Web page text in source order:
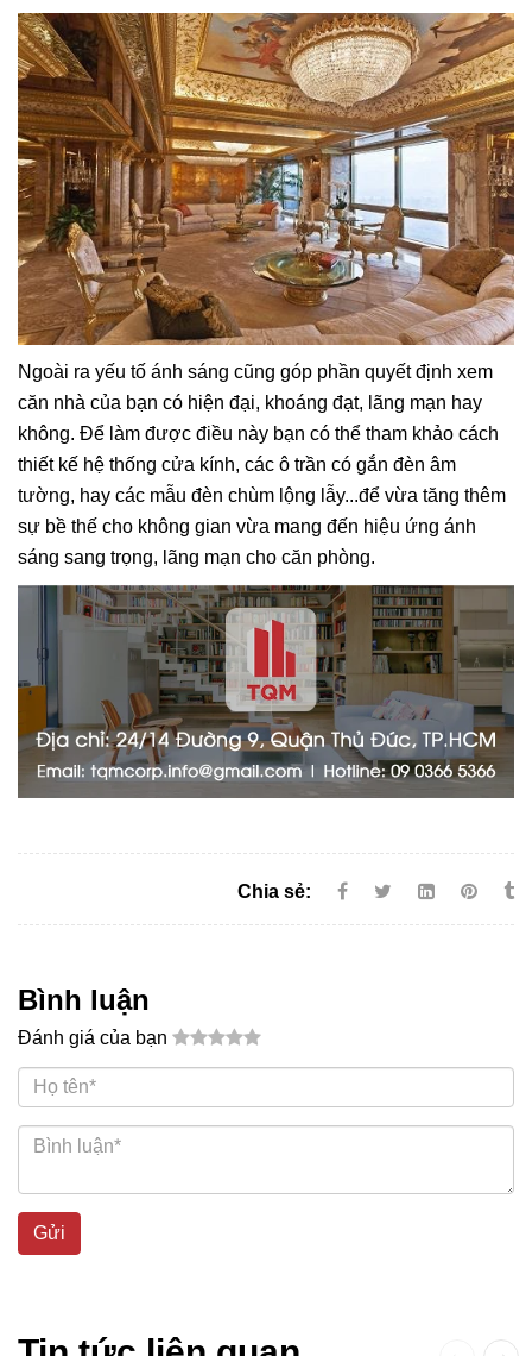
Ngoài ra yếu tố ánh sáng cũng góp phần quyết định xem
căn nhà của bạn có hiện đại, khoáng đạt, lãng mạn hay
không. Để làm được điều này bạn có thể tham khảo cách
thiết kế hệ thống cửa kính, các ô trần có gắn đèn âm
tường, hay các mẫu đèn chùm lộng lẫy...để vừa tăng thêm
sự bề thế cho không gian vừa mang đến hiệu ứng ánh
sáng sang trọng, lãng mạn cho căn phòng.
Chia sẻ:
Bình luận
Đánh giá của bạn
Gửi